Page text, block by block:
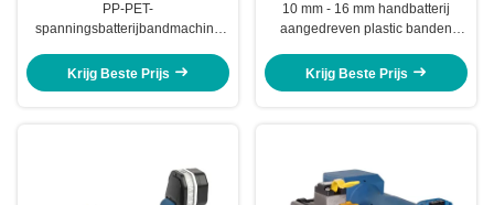
PP-PET-
spanningsbatterijbandmachine
plastic banden
Krijg Beste Prijs
10 mm - 16 mm handbatterij
aangedreven plastic banden
draadloos hand pallet band
Krijg Beste Prijs